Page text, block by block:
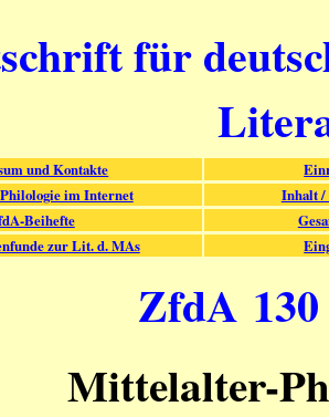
für
und Kontakte
im Internet
Inhalt /
Beihefte
zur Lit. d. MAs
ZfdA 130
Mittelalter-